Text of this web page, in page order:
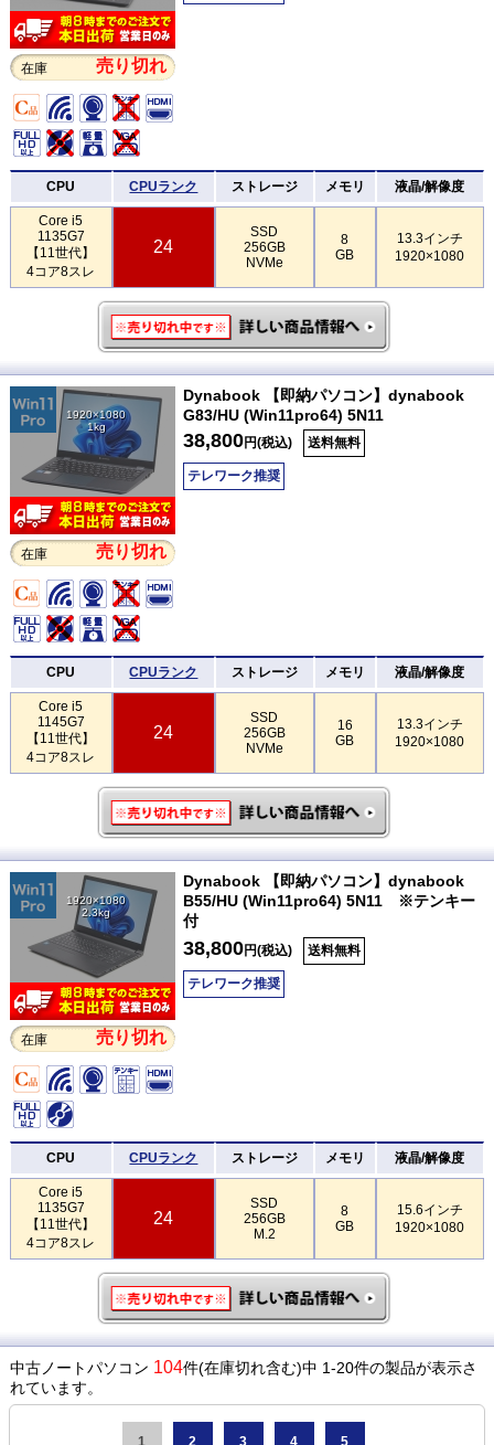
在庫 売り切れ
CPU CPUランク ストレージ メモリ 液晶/解像度
Core i5
1135G7
【11世代】
4コア8スレ
24
SSD
256GB
NVMe
8
GB
13.3インチ
1920×1080
1920×1080
1kg
在庫 売り切れ
Dynabook 【即納パソコン】dynabook
G83/HU (Win11pro64) 5N11
38,800円(税込) 送料無料
テレワーク推奨
CPU CPUランク ストレージ メモリ 液晶/解像度
Core i5
1145G7
【11世代】
4コア8スレ
24
SSD
256GB
NVMe
16
GB
13.3インチ
1920×1080
1920×1080
2.3kg
在庫 売り切れ
Dynabook 【即納パソコン】dynabook
B55/HU (Win11pro64) 5N11 ※テンキー
付
38,800円(税込) 送料無料
テレワーク推奨
CPU CPUランク ストレージ メモリ 液晶/解像度
Core i5
1135G7
【11世代】
4コア8スレ
24
SSD
256GB
M.2
8
GB
15.6インチ
1920×1080
中古ノートパソコン 104件(在庫切れ含む)中 1-20件の製品が表示さ
れています。
1 2 3 4 5